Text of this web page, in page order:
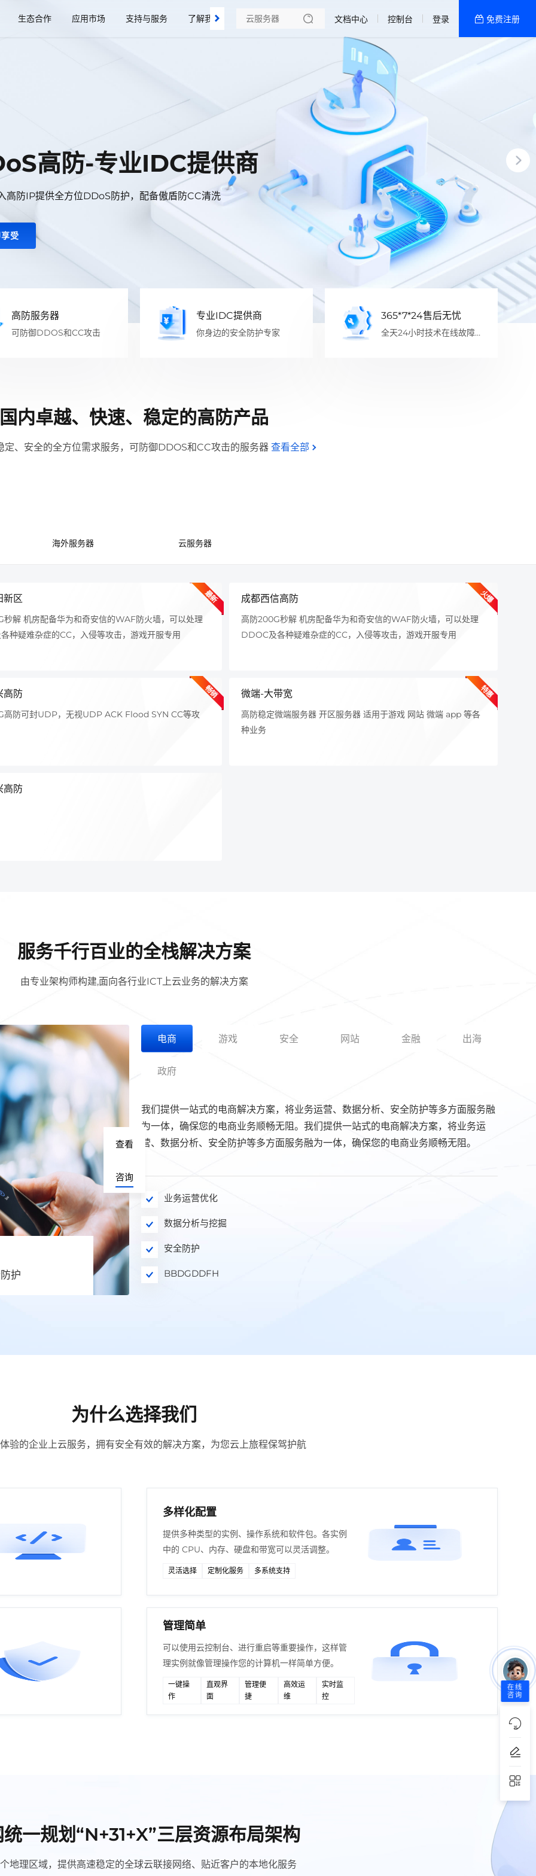
生态合作 应用市场 支持与服务
了解我们
热销推荐
文档中心 控制台 登录 免费注册
高防-专业IDC提供商
高防IP提供全方位DDoS防护，配备傲盾防CC清洗
受
高防服务器
可防御DDOS和CC攻击
专业IDC提供商
你身边的安全防护专家
365*7*24售后无忧
全天24小时技术在线故障处
国内卓越、快速、稳定的高防产品
定、安全的全方位需求服务，可防御DDOS和CC攻击的服务器 查看全部
海外服务器 云服务器
最新
新区
秒解 机房配备华为和奇安信的WAF防火墙，可以处理
种疑难杂症的CC，入侵等攻击，游戏开服专用
火爆
成都西信高防
高防200G秒解 机房配备华为和奇安信的WAF防火墙，可以处理
DDOC及各种疑难杂症的CC，入侵等攻击，游戏开服专用
畅销
高防
高防可封UDP，无视UDP ACK Flood SYN CC等攻
特惠
微端-大带宽
高防稳定微端服务器 开区服务器 适用于游戏 网站 微端 app 等各
种业务
高防
服务千行百业的全栈解决方案
由专业架构师构建,面向各行业ICT上云业务的解决方案
护
查看
咨询
电商 游戏 安全 网站 金融 出海
政府
我们提供一站式的电商解决方案，将业务运营、数据分析、安全防护等多方面服务融
为一体，确保您的电商业务顺畅无阻。我们提供一站式的电商解决方案，将业务运
营、数据分析、安全防护等多方面服务融为一体，确保您的电商业务顺畅无阻。
业务运营优化
数据分析与挖掘
安全防护
BBDGDDFH
为什么选择我们
验的企业上云服务，拥有安全有效的解决方案，为您云上旅程保驾护航
多样化配置
提供多种类型的实例、操作系统和软件包。各实例
中的 CPU、内存、硬盘和带宽可以灵活调整。
灵活选择 定制化服务 多系统支持
管理简单
可以使用云控制台、进行重启等重要操作，这样管
理实例就像管理操作您的计算机一样简单方便。
一键操
作
直观界
面
管理便
捷
高效运
维
实时监
控
一规划“N+31+X”三层资源布局架构
地理区域，提供高速稳定的全球云联接网络、贴近客户的本地化服务
在线
咨询